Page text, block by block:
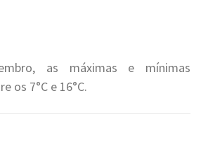
as máximas e mínimas
os 7°C e 16°C.